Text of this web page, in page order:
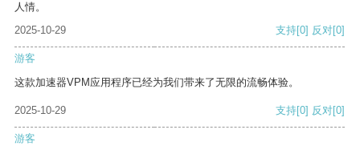
人情。
2025-10-29
支持[0] 反对[0]
游客
这款加速器VPM应用程序已经为我们带来了无限的流畅体验。
2025-10-29 支持[0] 反对[0]
游客